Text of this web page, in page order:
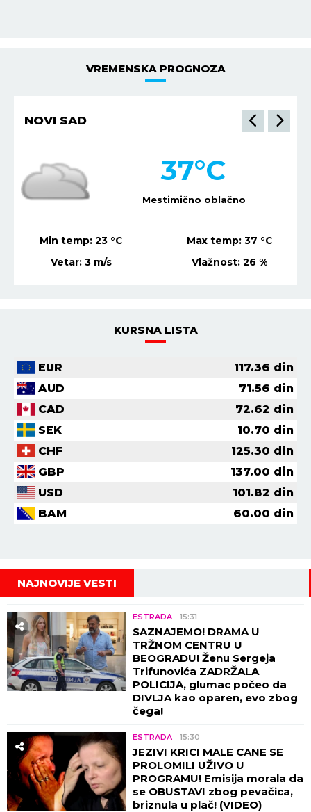
VREMENSKA PROGNOZA
NIŠ
Mestimično oblačno
34°C
Min temp:22 °C Max temp: 36 °C
Vetar:5 m/s Vlažnost:30 %
KURSNA LISTA
EUR 117.36 din
AUD
71.56 din
CAD
72.62 din
SEK
10.70 din
CHF
125.30 din
GBP
137.00 din
USD
101.82 din
BAM
60.00 din
NAJNOVIJE VESTI
ESTRADA 15:31
SAZNAJEMO! DRAMA U
TRŽNOM CENTRU U
BEOGRADU! Ženu Sergeja
Trifunovića ZADRŽALA
POLICIJA, glumac počeo da
DIVLJA kao oparen, evo zbog
čega!
ESTRADA 15:30
JEZIVI KRICI MALE CANE SE
PROLOMILI UŽIVO U
PROGRAMU! Emisija morala da
se OBUSTAVI zbog pevačica,
briznula u plač! (VIDEO)